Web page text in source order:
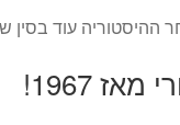
ההיסטוריה עוד
1967!